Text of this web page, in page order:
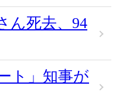
ん死去、94
ト」知事が